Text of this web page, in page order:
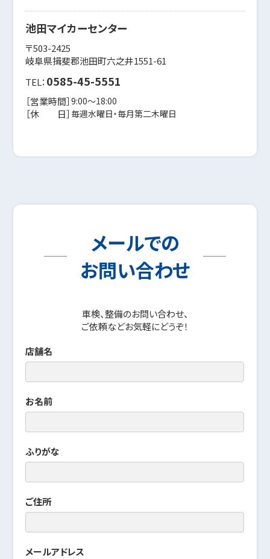
池田マイカーセンター
〒503-2425
岐阜県揖斐郡池田町六之井1551-61
TEL： 0585-45-5551
［営業時間］9:00〜18:00
［休 日］ 毎週水曜日・毎月第二木曜日
メールでの
お問い合わせ
車検、整備のお問い合わせ、
ご依頼などお気軽にどうぞ！
店舗名
お名前
ふりがな
ご住所
メールアドレス